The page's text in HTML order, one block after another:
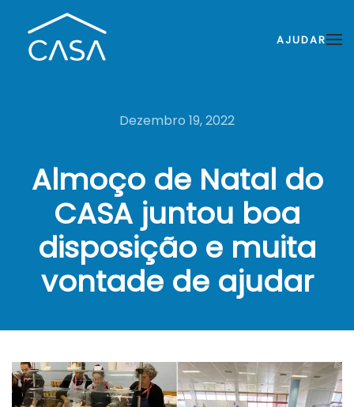
AJUDAR
Dezembro 19, 2022
Almoço de Natal do
CASA juntou boa
disposição e muita
vontade de ajudar